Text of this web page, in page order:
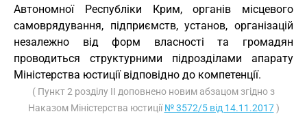
Автономної Республіки Крим, органів місцевого
самоврядування, підприємств, установ, організацій
незалежно від форм власності та громадян
проводиться структурними підрозділами апарату
Міністерства юстиції відповідно до компетенції.
( Пункт 2 розділу II доповнено новим абзацом згідно з
Наказом Міністерства юстиції№ 3572/5 від 14.11.2017)